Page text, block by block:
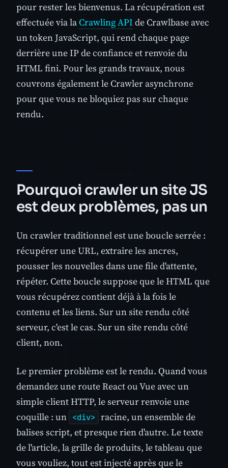
pour rester les bienvenus. La récupération est
effectuée via laCrawling API de Crawlbase avec
un token JavaScript, qui rend chaque page
derrière une IP de confiance et renvoie du
HTML fini. Pour les grands travaux, nous
couvrons également le Crawler asynchrone
pour que vous ne bloquiez pas sur chaque
rendu.
Pourquoi crawler un site JS
est deux problèmes, pas un
Un crawler traditionnel est une boucle serrée :
récupérer une URL, extraire les ancres,
pousser les nouvelles dans une file d'attente,
répéter. Cette boucle suppose que le HTML que
vous récupérez contient déjà à la fois le
contenu et les liens. Sur un site rendu côté
serveur, c'est le cas. Sur un site rendu côté
client, non.
Le premier problème est le rendu. Quand vous
demandez une route React ou Vue avec un
simple client HTTP, le serveur renvoie une
coquille : un <div> racine, un ensemble de
balises script, et presque rien d'autre. Le texte
de l'article, la grille de produits, le tableau que
vous vouliez, tout est injecté après que le